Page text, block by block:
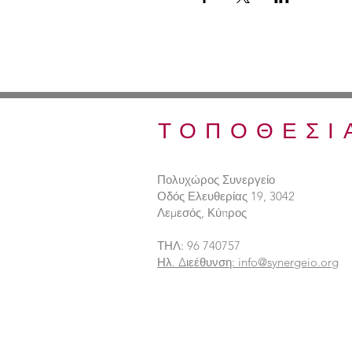
Πολυχώρος Συνεργείο
Οδός Ελευθερίας 19, 3042
Λεμεσός, Κύπρος
ΤΗΛ: 96 740757
Ηλ. Διεέθυνση: info@synergeio.org